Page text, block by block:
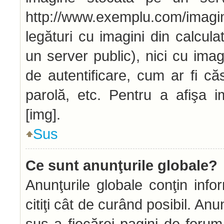
http://www.exemplu.com/
legături cu imagini din
un server public), nici cu
de autentificare, cum ar fi
parolă, etc. Pentru a afişa
[img].
Sus
Ce sunt anunţurile globale?
Anunţurile globale conţin
citiţi cât de curând posibil.